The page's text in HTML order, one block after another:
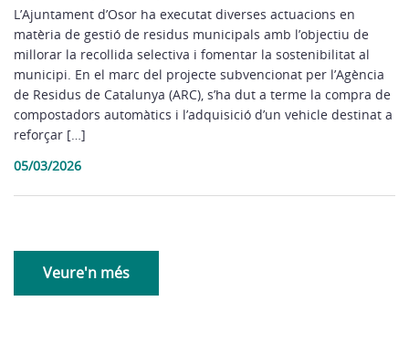
L’Ajuntament d’Osor ha executat diverses actuacions en
matèria de gestió de residus municipals amb l’objectiu de
millorar la recollida selectiva i fomentar la sostenibilitat al
municipi. En el marc del projecte subvencionat per l’Agència
de Residus de Catalunya (ARC), s’ha dut a terme la compra de
compostadors automàtics i l’adquisició d’un vehicle destinat a
reforçar […]
05/03/2026
Veure'n més